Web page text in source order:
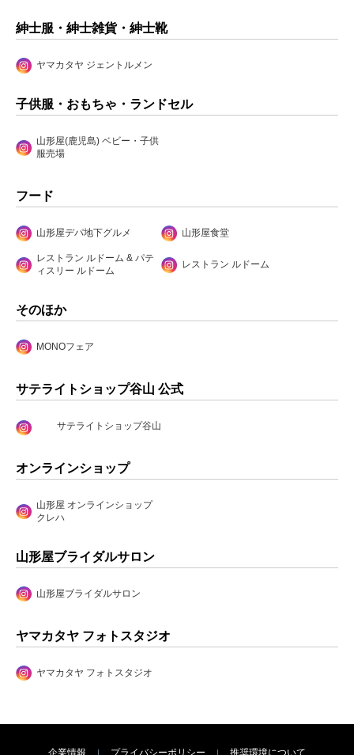
紳士服・紳士雑貨・紳士靴
ヤマカタヤ ジェントルメン
子供服・おもちゃ・ランドセル
山形屋(鹿児島) ベビー・子供
服売場
フード
山形屋デパ地下グルメ 山形屋食堂
レストラン ルドーム & パテ
ィスリー ルドーム
レストラン ルドーム
そのほか
MONOフェア
サテライトショップ谷山 公式
サテライトショップ谷山
オンラインショップ
山形屋 オンラインショップ
クレハ
山形屋ブライダルサロン
山形屋ブライダルサロン
ヤマカタヤ フォトスタジオ
ヤマカタヤ フォトスタジオ
企業情報 プライバシーポリシー 推奨環境について